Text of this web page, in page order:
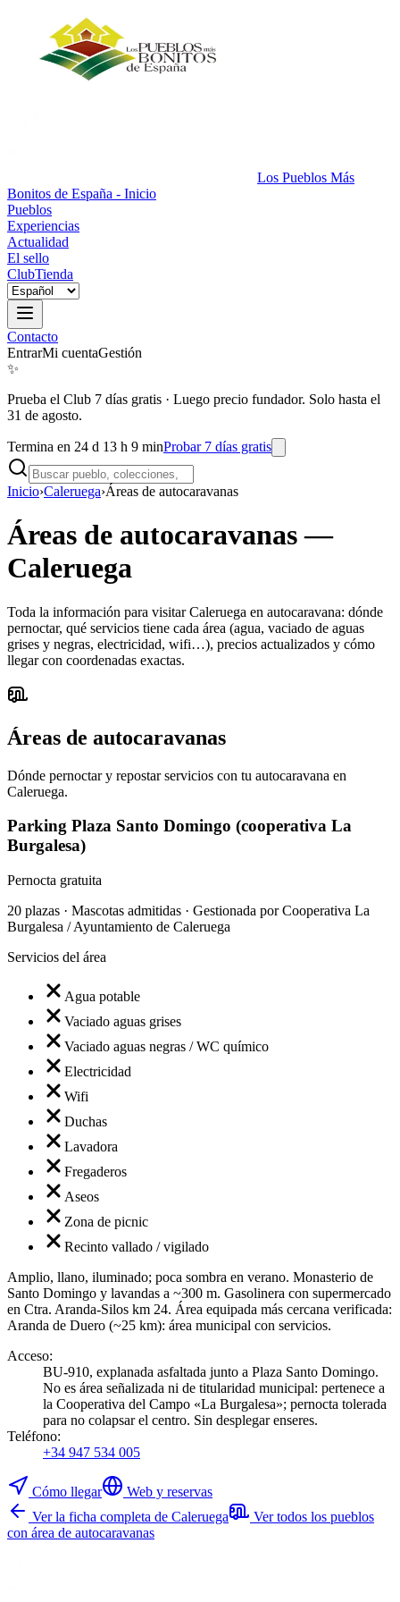
Los Pueblos Más
Bonitos de España - Inicio
Pueblos
Experiencias
Actualidad
El sello
ClubTienda
Contacto
EntrarMi cuentaGestión
✨
Prueba el Club 7 días gratis · Luego precio fundador. Solo hasta el
31 de agosto.
Termina en 24 d 13 h 9 minProbar 7 días gratis
Inicio›Caleruega›Áreas de autocaravanas
Áreas de autocaravanas—
Caleruega
Toda la información para visitar Caleruega en autocaravana: dónde
pernoctar, qué servicios tiene cada área (agua, vaciado de aguas
grises y negras, electricidad, wifi…), precios actualizados y cómo
llegar con coordenadas exactas.
Áreas de autocaravanas
Dónde pernoctar y repostar servicios con tu autocaravana en
Caleruega.
Parking Plaza Santo Domingo (cooperativa La
Burgalesa)
Pernocta gratuita
20 plazas · Mascotas admitidas · Gestionada por Cooperativa La
Burgalesa / Ayuntamiento de Caleruega
Servicios del área
Agua potable
Vaciado aguas grises
Vaciado aguas negras / WC químico
Electricidad
Wifi
Duchas
Lavadora
Fregaderos
Aseos
Zona de picnic
Recinto vallado / vigilado
Amplio, llano, iluminado; poca sombra en verano. Monasterio de
Santo Domingo y lavandas a ~300 m. Gasolinera con supermercado
en Ctra. Aranda-Silos km 24. Área equipada más cercana verificada:
Aranda de Duero (~25 km): área municipal con servicios.
Acceso:
BU-910, explanada asfaltada junto a Plaza Santo Domingo.
No es área señalizada ni de titularidad municipal: pertenece a
la Cooperativa del Campo «La Burgalesa»; pernocta tolerada
para no colapsar el centro. Sin desplegar enseres.
Teléfono:
+34 947 534 005
Cómo llegar
Web y reservas
Ver la ficha completa de Caleruega
Ver todos los pueblos
con área de autocaravanas